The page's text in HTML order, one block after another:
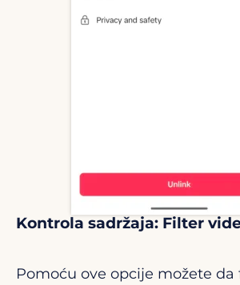
Kontrola sadržaja: Filter
Pomoću ove opcije možete da